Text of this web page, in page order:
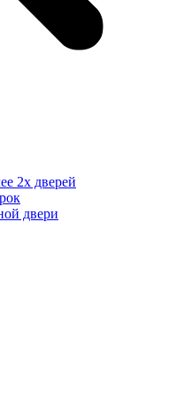
2х дверей
двери